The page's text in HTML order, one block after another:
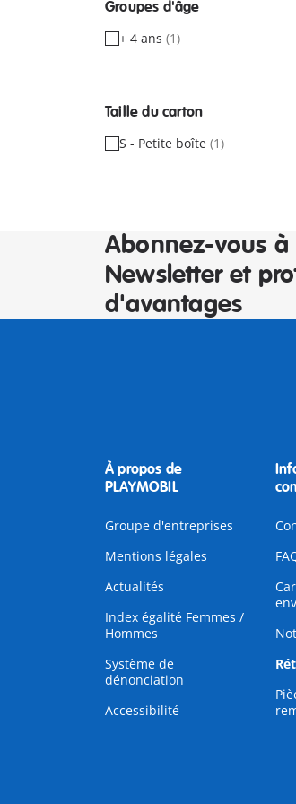
Groupes d'âge
+ 4 ans (1)
Taille du carton
S - Petite boîte (1)
Abonnez-vous à
Newsletter et
d'avantages
À propos de
PLAYMOBIL
Groupe d'entreprises
Mentions légales
Actualités
Index égalité Femmes /
Hommes
Système de
dénonciation
Accessibilité